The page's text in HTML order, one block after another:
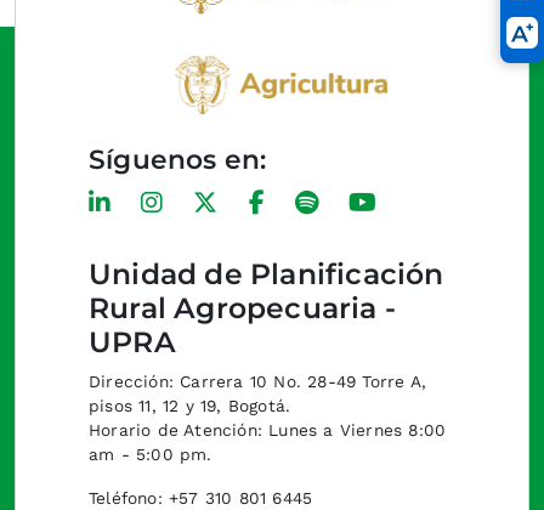
Unidad de Planificación
Rural Agropecuaria -
UPRA
Dirección: Carrera 10 No. 28-49 Torre A,
pisos 11, 12 y 19, Bogotá.
Horario de Atención: Lunes a Viernes 8:00
am - 5:00 pm.
Teléfono: +57 310 801 6445
Síguenos en: